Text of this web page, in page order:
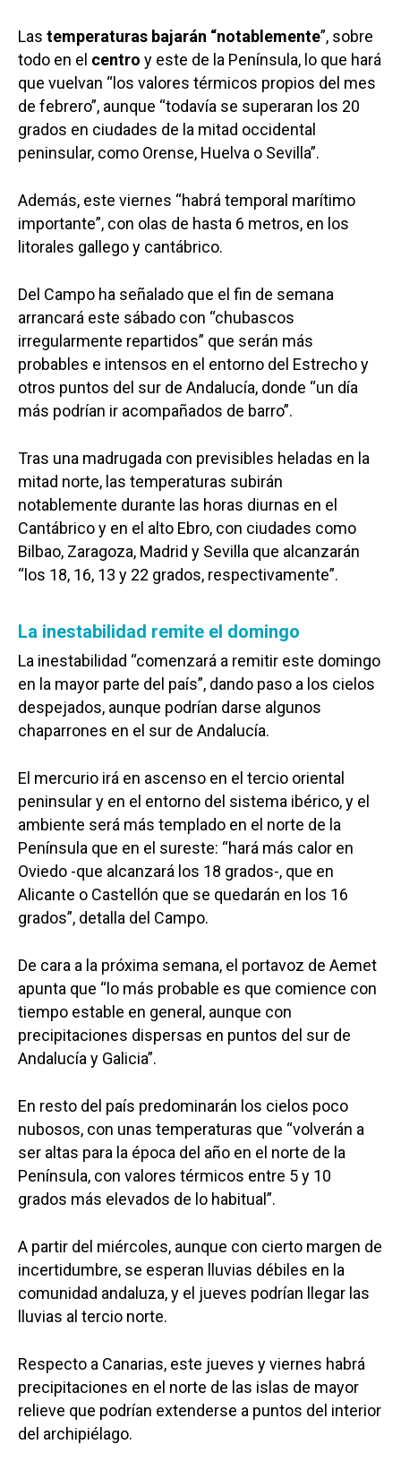
Las temperaturas bajarán “notablemente”, sobre
todo en el centro y este de la Península, lo que hará
que vuelvan “los valores térmicos propios del mes
de febrero”, aunque “todavía se superaran los 20
grados en ciudades de la mitad occidental
peninsular, como Orense, Huelva o Sevilla”.
Además, este viernes “habrá temporal marítimo
importante”, con olas de hasta 6 metros, en los
litorales gallego y cantábrico.
Del Campo ha señalado que el fin de semana
arrancará este sábado con “chubascos
irregularmente repartidos” que serán más
probables e intensos en el entorno del Estrecho y
otros puntos del sur de Andalucía, donde “un día
más podrían ir acompañados de barro”.
Tras una madrugada con previsibles heladas en la
mitad norte, las temperaturas subirán
notablemente durante las horas diurnas en el
Cantábrico y en el alto Ebro, con ciudades como
Bilbao, Zaragoza, Madrid y Sevilla que alcanzarán
“los 18, 16, 13 y 22 grados, respectivamente”.
La inestabilidad remite el domingo
La inestabilidad “comenzará a remitir este domingo
en la mayor parte del país”, dando paso a los cielos
despejados, aunque podrían darse algunos
chaparrones en el sur de Andalucía.
El mercurio irá en ascenso en el tercio oriental
peninsular y en el entorno del sistema ibérico, y el
ambiente será más templado en el norte de la
Península que en el sureste: “hará más calor en
Oviedo -que alcanzará los 18 grados-, que en
Alicante o Castellón que se quedarán en los 16
grados”, detalla del Campo.
De cara a la próxima semana, el portavoz de Aemet
apunta que “lo más probable es que comience con
tiempo estable en general, aunque con
precipitaciones dispersas en puntos del sur de
Andalucía y Galicia”.
En resto del país predominarán los cielos poco
nubosos, con unas temperaturas que “volverán a
ser altas para la época del año en el norte de la
Península, con valores térmicos entre 5 y 10
grados más elevados de lo habitual”.
A partir del miércoles, aunque con cierto margen de
incertidumbre, se esperan lluvias débiles en la
comunidad andaluza, y el jueves podrían llegar las
lluvias al tercio norte.
Respecto a Canarias, este jueves y viernes habrá
precipitaciones en el norte de las islas de mayor
relieve que podrían extenderse a puntos del interior
del archipiélago.
Castilla-La
Toledo
Ciudad Real
Cuenca
Guadalajara
Talavera
Sanidad
Cultura
Deportes